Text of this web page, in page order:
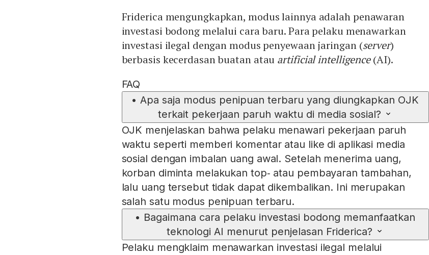
Friderica mengungkapkan, modus lainnya adalah penawaran
investasi bodong melalui cara baru. Para pelaku menawarkan
investasi ilegal dengan modus penyewaan jaringan (server)
berbasis kecerdasan buatan atau artificial intelligence(AI).
FAQ
• Apa saja modus penipuan terbaru yang diungkapkan OJK
terkait pekerjaan paruh waktu di media sosial?
OJK menjelaskan bahwa pelaku menawari pekerjaan paruh
waktu seperti memberi komentar atau like di aplikasi media
sosial dengan imbalan uang awal. Setelah menerima uang,
korban diminta melakukan top‑ atau pembayaran tambahan,
lalu uang tersebut tidak dapat dikembalikan. Ini merupakan
salah satu modus penipuan terbaru.
• Bagaimana cara pelaku investasi bodong memanfaatkan
teknologi AI menurut penjelasan Friderica?
Pelaku mengklaim menawarkan investasi ilegal melalui